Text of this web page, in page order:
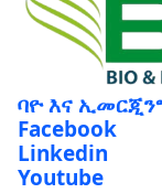
ባዮ እና
Facebook
Linkedin
Youtube